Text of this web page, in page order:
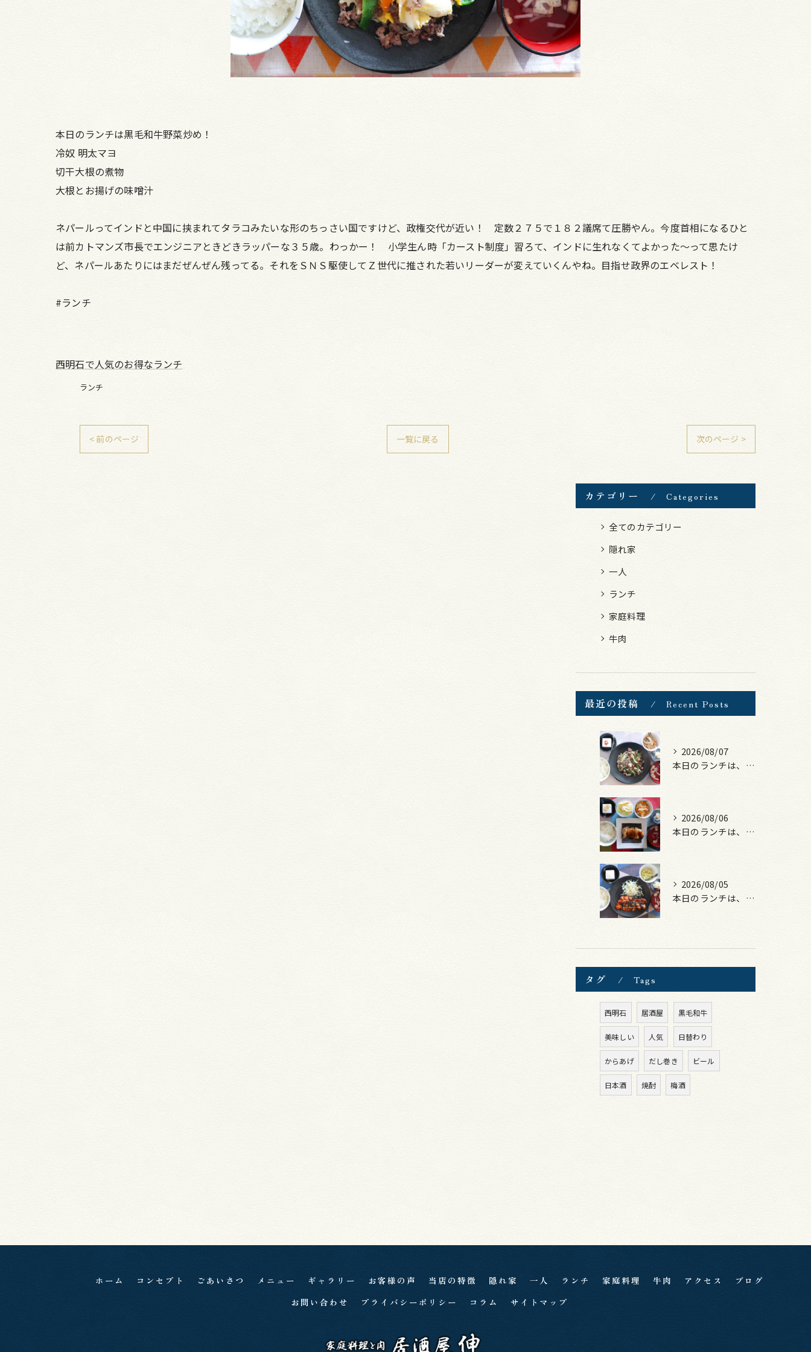
本日のランチは黒毛和牛野菜炒め！
冷奴 明太マヨ
切干大根の煮物
大根とお揚げの味噌汁
ネパールってインドと中国に挟まれてタラコみたいな形のちっさい国ですけど、政権交代が近い！ 定数２７５で１８２議席て圧勝やん。今度首相になるひと
は前カトマンズ市長でエンジニアときどきラッパーな３５歳。わっかー！ 小学生ん時「カースト制度」習ろて、インドに生れなくてよかった～って思たけ
ど、ネパールあたりにはまだぜんぜん残ってる。それをＳＮＳ駆使してＺ世代に推された若いリーダーが変えていくんやね。目指せ政界のエベレスト！
#ランチ
西明石で人気のお得なランチ
ランチ
< 前のページ 一覧に戻る 次のページ >
カテゴリー Categories
全てのカテゴリー
隠れ家
一人
ランチ
家庭料理
牛肉
最近の投稿 Recent Posts
2026/08/07
本日のランチは、黒毛和牛のチャプチェ！
2026/08/06
本日のランチは、照焼きチキン！
2026/08/05
本日のランチは、ロース豚カツ梅はさみ！
タグ Tags
西明石 居酒屋 黒毛和牛
美味しい 人気 日替わり
からあげ だし巻き ビール
日本酒 焼酎 梅酒
ホーム コンセプト ごあいさつ メニュー ギャラリー お客様の声 当店の特徴 隠れ家 一人 ランチ 家庭料理 牛肉 アクセス
ブログ
お問い合わせ
プライバシーポリシー コラム サイトマップ